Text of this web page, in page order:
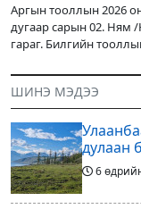
Аргын тооллын 2026
дугаар сарын 02. Ням
гараг. Билгийн
гал Морин жилийн
хөхөгчин хонь сарын
19, Адъяа /Асралт/
ШИНЭ МЭДЭЭ
дулаан
6